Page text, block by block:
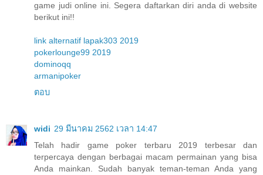
game judi online ini. Segera daftarkan diri anda di website
berikut ini!!
link alternatif lapak303 2019
pokerlounge99 2019
dominoqq
armanipoker
ตอบ
widi 29 มีนาคม 2562 เวลา 14:47
Telah hadir game poker terbaru 2019 terbesar dan
terpercaya dengan berbagai macam permainan yang bisa
Anda mainkan. Sudah banyak teman-teman Anda yang